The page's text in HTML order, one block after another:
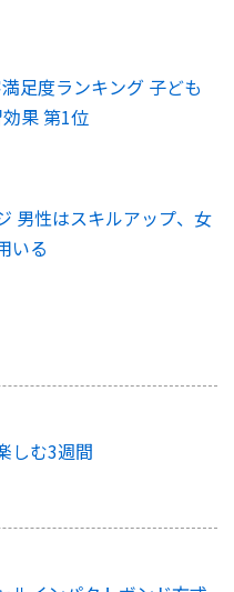
足度ランキング 子ども
果 第1位
男性はスキルアップ、女
いる
しむ3週間